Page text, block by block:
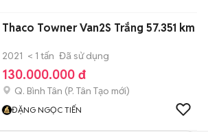
Thaco Towner Van2S Trắng 57.351 km
2021 < 1 tấn Đã sử dụng
130.000.000 đ
Q. Bình Tân (P. Tân Tạo mới)
ĐẶNG NGỌC TIẾN